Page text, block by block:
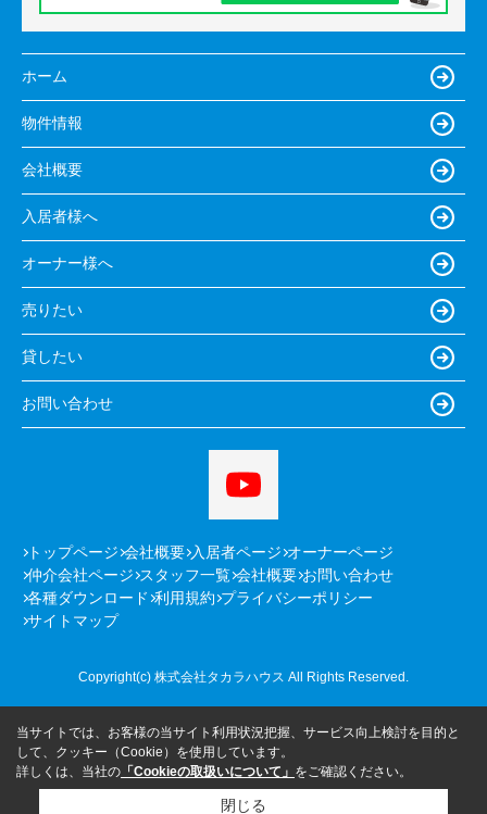
ホーム
物件情報
会社概要
入居者様へ
オーナー様へ
売りたい
貸したい
お問い合わせ
トップページ 会社概要 入居者ページ オーナーページ
仲介会社ページ スタッフ一覧 会社概要 お問い合わせ
各種ダウンロード 利用規約 プライバシーポリシー
サイトマップ
Copyright(c) 株式会社タカラハウス All Rights Reserved.
当サイトでは、お客様の当サイト利用状況把握、サービス向上検討を目的と
して、クッキー（Cookie）を使用しています。
詳しくは、当社の 「Cookieの取扱いについて」 をご確認ください。
閉じる